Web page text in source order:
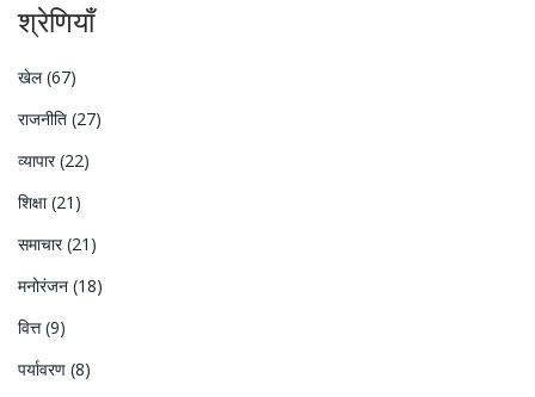
श्रेणियाँ
खेल(67)
राजनीति (27)
व्यापार(22)
शिक्षा(21)
समाचार(21)
मनोरंजन (18)
वित्त(9)
पर्यावरण (8)